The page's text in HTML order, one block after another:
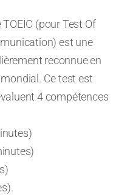
(pour Test Of
est une
reconnue en
Ce test est
4 compétences